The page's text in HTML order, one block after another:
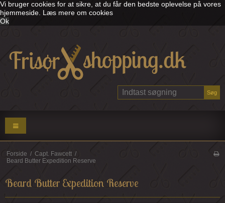
Vi bruger cookies for at sikre, at du får den bedste oplevelse på vores
hjemmeside. Læs mere om cookies
Ok
Søg
Forside / Capt. Fawcett /
Beard Butter Expedition Reserve
Beard Butter Expedition Reserve